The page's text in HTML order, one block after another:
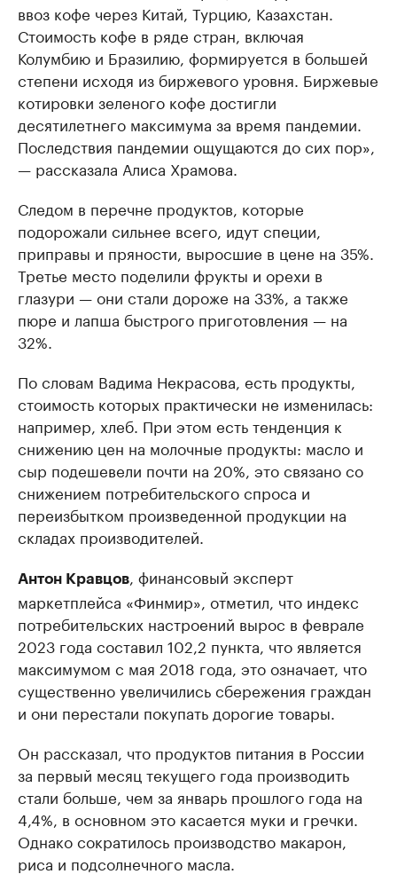
ввоз кофе через Китай, Турцию, Казахстан.
Стоимость кофе в ряде стран, включая
Колумбию и Бразилию, формируется в большей
степени исходя из биржевого уровня. Биржевые
котировки зеленого кофе достигли
десятилетнего максимума за время пандемии.
Последствия пандемии ощущаются до сих пор»,
— рассказала Алиса Храмова.
Следом в перечне продуктов, которые
подорожали сильнее всего, идут специи,
приправы и пряности, выросшие в цене на 35%.
Третье место поделили фрукты и орехи в
глазури — они стали дороже на 33%, а также
пюре и лапша быстрого приготовления — на
32%.
По словам Вадима Некрасова, есть продукты,
стоимость которых практически не изменилась:
например, хлеб. При этом есть тенденция к
снижению цен на молочные продукты: масло и
сыр подешевели почти на 20%, это связано со
снижением потребительского спроса и
переизбытком произведенной продукции на
складах производителей.
Антон Кравцов, финансовый эксперт
маркетплейса «Финмир», отметил, что индекс
потребительских настроений вырос в феврале
2023 года составил 102,2 пункта, что является
максимумом с мая 2018 года, это означает, что
существенно увеличились сбережения граждан
и они перестали покупать дорогие товары.
Он рассказал, что продуктов питания в России
за первый месяц текущего года производить
стали больше, чем за январь прошлого года на
4,4%, в основном это касается муки и гречки.
Однако сократилось производство макарон,
риса и подсолнечного масла.